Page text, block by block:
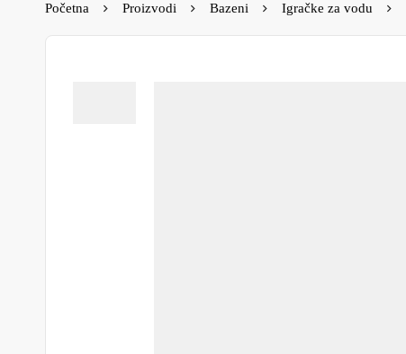
Početna Proizvodi Bazeni Igračke za vodu